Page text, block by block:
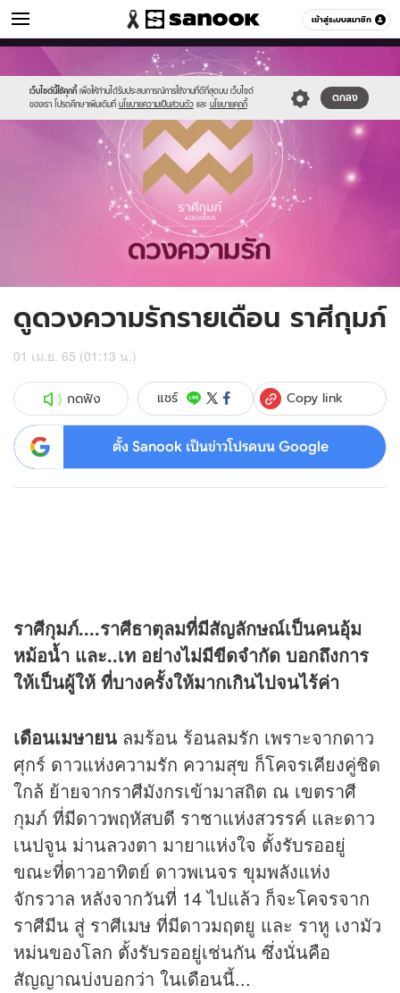
เข้าสู่ระบบสมาชิก
ดูดวง หมวดอื่นๆ
เว็บไซต์นี้ใช้คุกกี้ เพื่อให้ท่านได้รับประสบการณ์การใช้งานที่ดีที่สุดบน เว็บไซต์
ของเรา โปรดศึกษาเพิ่มเติมที่ นโยบายความเป็นส่วนตัว และ นโยบายคุกกี้
ตกลง
Sanook
//s.isanook.com/sr/0/images/logo-
new-
sanook.png
//s.isanook.com/ho/0/ud/fxd/love/aquarius.png
ดูดวงความรักรายเดือน ราศีกุมภ์
01 เม.ย. 65 (01:13 น.)
กดฟัง แชร์ Copy link
ตั้ง Sanook เป็นข่าวโปรดบน Google
ราศีกุมภ์....ราศีธาตุลมที่มีสัญลักษณ์เป็นคนอุ้ม
หม้อน้ำ และ..เท อย่างไม่มีขีดจำกัด บอกถึงการ
ให้เป็นผู้ให้ ที่บางครั้งให้มากเกินไปจนไร้ค่า
เดือนเมษายน ลมร้อน ร้อนลมรัก เพราะจากดาว
ศุกร์ ดาวแห่งความรัก ความสุข ก็โคจรเคียงคู่ชิด
ใกล้ ย้ายจากราศีมังกรเข้ามาสถิต ณ เขตราศี
กุมภ์ ที่มีดาวพฤหัสบดี ราชาแห่งสวรรค์ และดาว
เนปจูน ม่านลวงตา มายาแห่งใจ ตั้งรับรออยู่
ขณะที่ดาวอาทิตย์ ดาวพเนจร ขุมพลังแห่ง
จักรวาล หลังจากวันที่ 14 ไปแล้ว ก็จะโคจรจาก
ราศีมีน สู่ ราศีเมษ ที่มีดาวมฤตยู และ ราหู เงามัว
หม่นของโลก ตั้งรับรออยู่เช่นกัน ซึ่งนั่นคือ
สัญญาณบ่งบอกว่า ในเดือนนี้...